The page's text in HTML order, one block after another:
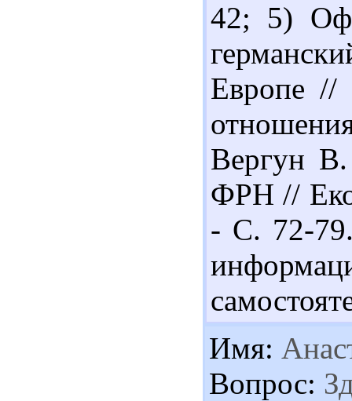
42; 5)
Европе //
Вергун В.
ФРН //
- С. 72-
Имя:
Вопрос: